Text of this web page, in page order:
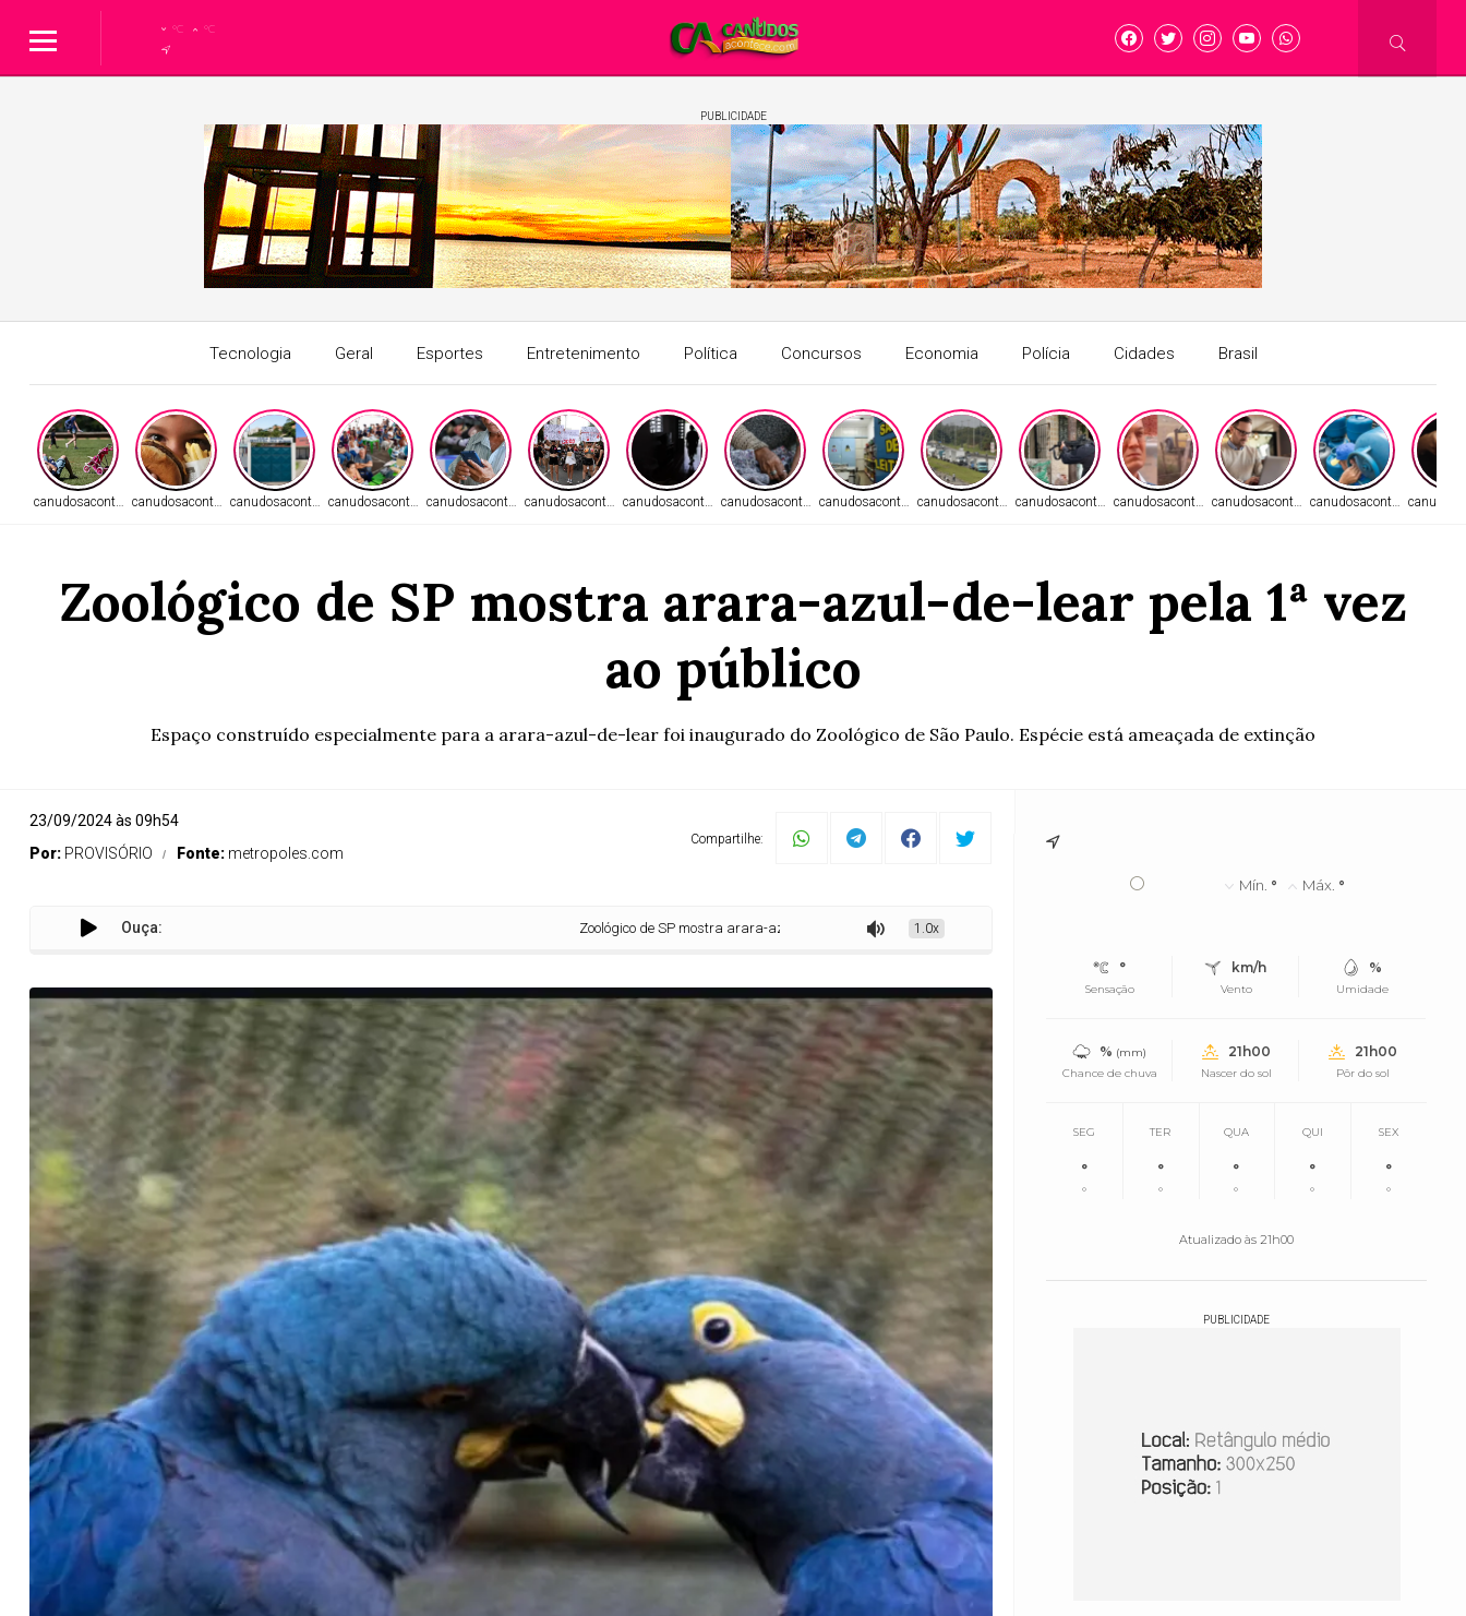
°C °C
PUBLICIDADE
Tecnologia Geral Esportes Entretenimento Política Concursos Economia Polícia Cidades Brasil
canudosacontece.comcanudosacontece.comcanudosacontece.comcanudosacontece.comcanudosacontece.comcanudosacontece.comcanudosacontece.comcanudosacontece.comcanudosacontece.comcanudosacontece.comcanudosacontece.comcanudosacontece.comcanudosacontece.comcanudosacontece.com
Zoológico de SP mostra arara-azul-de-lear pela 1ª vez
ao público
Espaço construído especialmente para a arara-azul-de-lear foi inaugurado do Zoológico de São Paulo. Espécie está ameaçada de extinção
23/09/2024 às 09h54
Por: PROVISÓRIO Fonte: metropoles.com
Compartilhe:
Ouça: Zoológico de SP mostra arara-azul-de-lear pela 1ª vez ao público 1.0x
° Mín. ° Máx. °
°
Sensação
km/h
Vento
%
Umidade
% (mm)
Chance de chuva
21h00
Nascer do sol
21h00
Pôr do sol
SEG
°
°
TER
°
°
QUA
°
°
QUI
°
°
SEX
°
°
Atualizado às 21h00
PUBLICIDADE